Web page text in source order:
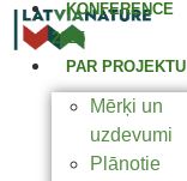
KONFERENCE
2025
PAR PROJEKTU
Mērķi un
uzdevumi
Plānotie